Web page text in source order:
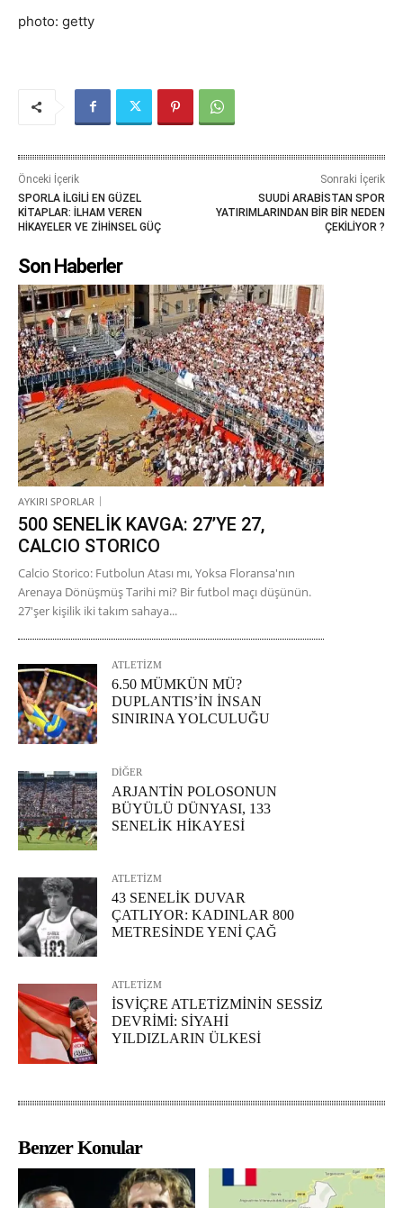
photo: getty
Önceki İçerik
SPORLA İLGİLİ EN GÜZEL
KİTAPLAR: İLHAM VEREN
HİKAYELER VE ZİHİNSEL GÜÇ
Sonraki İçerik
SUUDİ ARABİSTAN SPOR
YATIRIMLARINDAN BİR BİR NEDEN
ÇEKİLİYOR ?
Son Haberler
AYKIRI SPORLAR
500 SENELİK KAVGA: 27’YE 27,
CALCIO STORICO
Calcio Storico: Futbolun Atası mı, Yoksa Floransa'nın
Arenaya Dönüşmüş Tarihi mi? Bir futbol maçı düşünün.
27'şer kişilik iki takım sahaya...
ATLETİZM
6.50 MÜMKÜN MÜ?
DUPLANTIS’İN İNSAN
SINIRINA YOLCULUĞU
DİĞER
ARJANTİN POLOSONUN
BÜYÜLÜ DÜNYASI, 133
SENELİK HİKAYESİ
ATLETİZM
43 SENELİK DUVAR
ÇATLIYOR: KADINLAR 800
METRESİNDE YENİ ÇAĞ
ATLETİZM
İSVİÇRE ATLETİZMİNİN SESSİZ
DEVRİMİ: SİYAHİ
YILDIZLARIN ÜLKESİ
Benzer Konular